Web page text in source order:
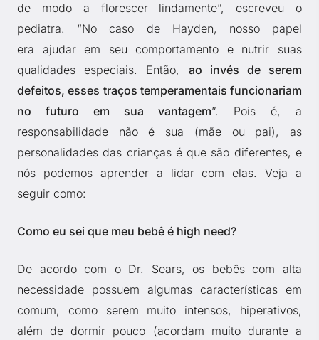
de modo a florescer lindamente”, escreveu o
pediatra. “No caso de Hayden, nosso papel
era ajudar em seu comportamento e nutrir suas
qualidades especiais. Então, ao invés de serem
defeitos, esses traços temperamentais funcionariam
no futuro em sua vantagem”. Pois é, a
responsabilidade não é sua (mãe ou pai), as
personalidades das crianças é que são diferentes, e
nós podemos aprender a lidar com elas. Veja a
seguir como:
Como eu sei que meu bebê é high need?
De acordo com o Dr. Sears, os bebês com alta
necessidade possuem algumas características em
comum, como serem muito intensos, hiperativos,
além de dormir pouco (acordam muito durante a